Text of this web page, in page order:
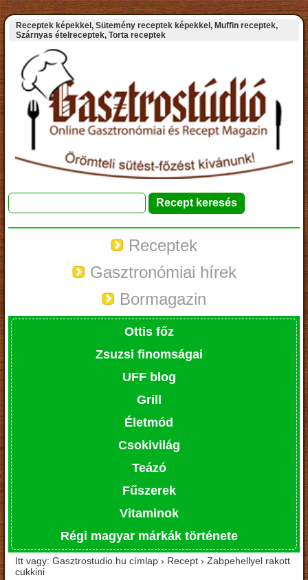
Receptek képekkel, Sütemény receptek képekkel, Muffin receptek,
Szárnyas ételreceptek, Torta receptek
Receptek
Gasztronómiai hírek
Bormagazin
Ottis főz
Zsuzsi finomságai
UFF blog
Grill
Életmód
Csokivilág
Teázó
Fűszerek
Vitaminok
Régi magyar márkák története
Itt vagy: Gasztrostudio.hu címlap › Recept › Zabpehellyel rakott
cukkini